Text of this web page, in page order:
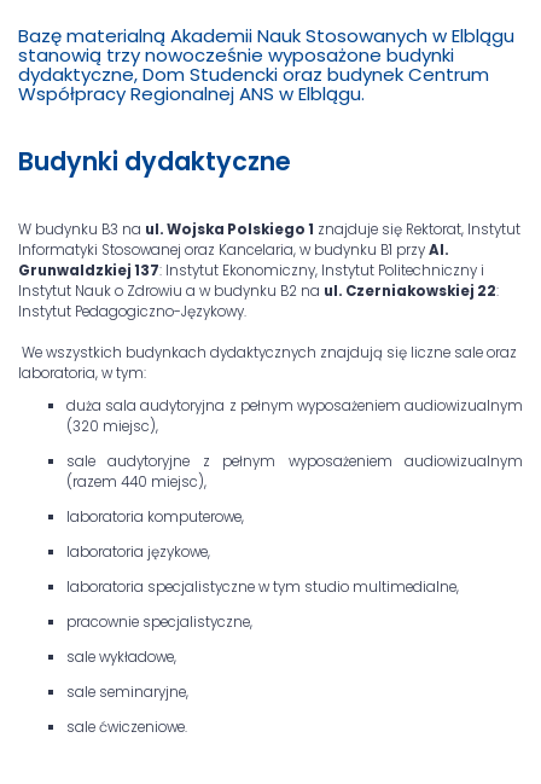
Bazę materialną Akademii Nauk Stosowanych w Elblągu
stanowią trzy nowocześnie wyposażone budynki
dydaktyczne, Dom Studencki oraz budynekCentrum
Współpracy Regionalnej ANS w Elblągu.
Budynki dydaktyczne
W budynku B3 na ul. Wojska Polskiego 1 znajduje się Rektorat, Instytut
Informatyki Stosowanej oraz Kancelaria, w budynku B1 przyAl.
Grunwaldzkiej 137: Instytut Ekonomiczny, Instytut Politechniczny i
Instytut Nauk o Zdrowiu a w budynku B2 na ul. Czerniakowskiej 22:
Instytut Pedagogiczno-Językowy.
We wszystkich budynkach dydaktycznych znajdują się liczne sale oraz
laboratoria, w tym:
duża sala audytoryjna z pełnym wyposażeniem audiowizualnym
(320 miejsc),
sale audytoryjne z pełnym wyposażeniem audiowizualnym
(razem 440 miejsc),
laboratoria komputerowe,
laboratoria językowe,
laboratoria specjalistyczne w tym studio multimedialne,
pracownie specjalistyczne,
sale wykładowe,
sale seminaryjne,
sale ćwiczeniowe.